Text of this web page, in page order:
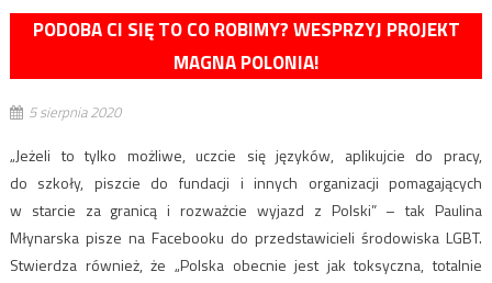
PODOBA CI SIĘ TO CO ROBIMY? WESPRZYJ PROJEKT
MAGNA POLONIA!
5 sierpnia 2020
„Jeżeli to tylko możliwe, uczcie się języków, aplikujcie do pracy,
do szkoły, piszcie do fundacji i innych organizacji pomagających
w starcie za granicą i rozważcie wyjazd z Polski” – tak Paulina
Młynarska pisze na Facebooku do przedstawicieli środowiska LGBT.
Stwierdza również, że „Polska obecnie jest jak toksyczna, totalnie